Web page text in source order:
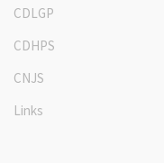
CDLGP
CDHPS
CNJS
Links